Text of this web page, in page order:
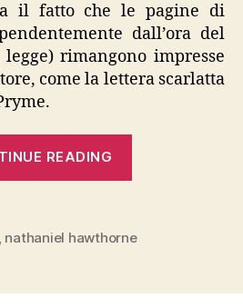
il fatto che le pagine di
dall’ora del
rimangono impresse
come la lettera scarlatta
READING
, nathaniel hawthorne